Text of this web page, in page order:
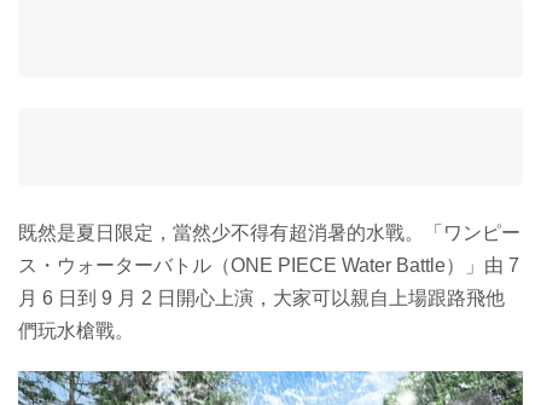
既然是夏日限定，當然少不得有超消暑的水戰。「ワンピー
ス・ウォーターバトル（ONE PIECE Water Battle）」由 7
月 6 日到 9 月 2 日開心上演，大家可以親自上場跟路飛他
們玩水槍戰。